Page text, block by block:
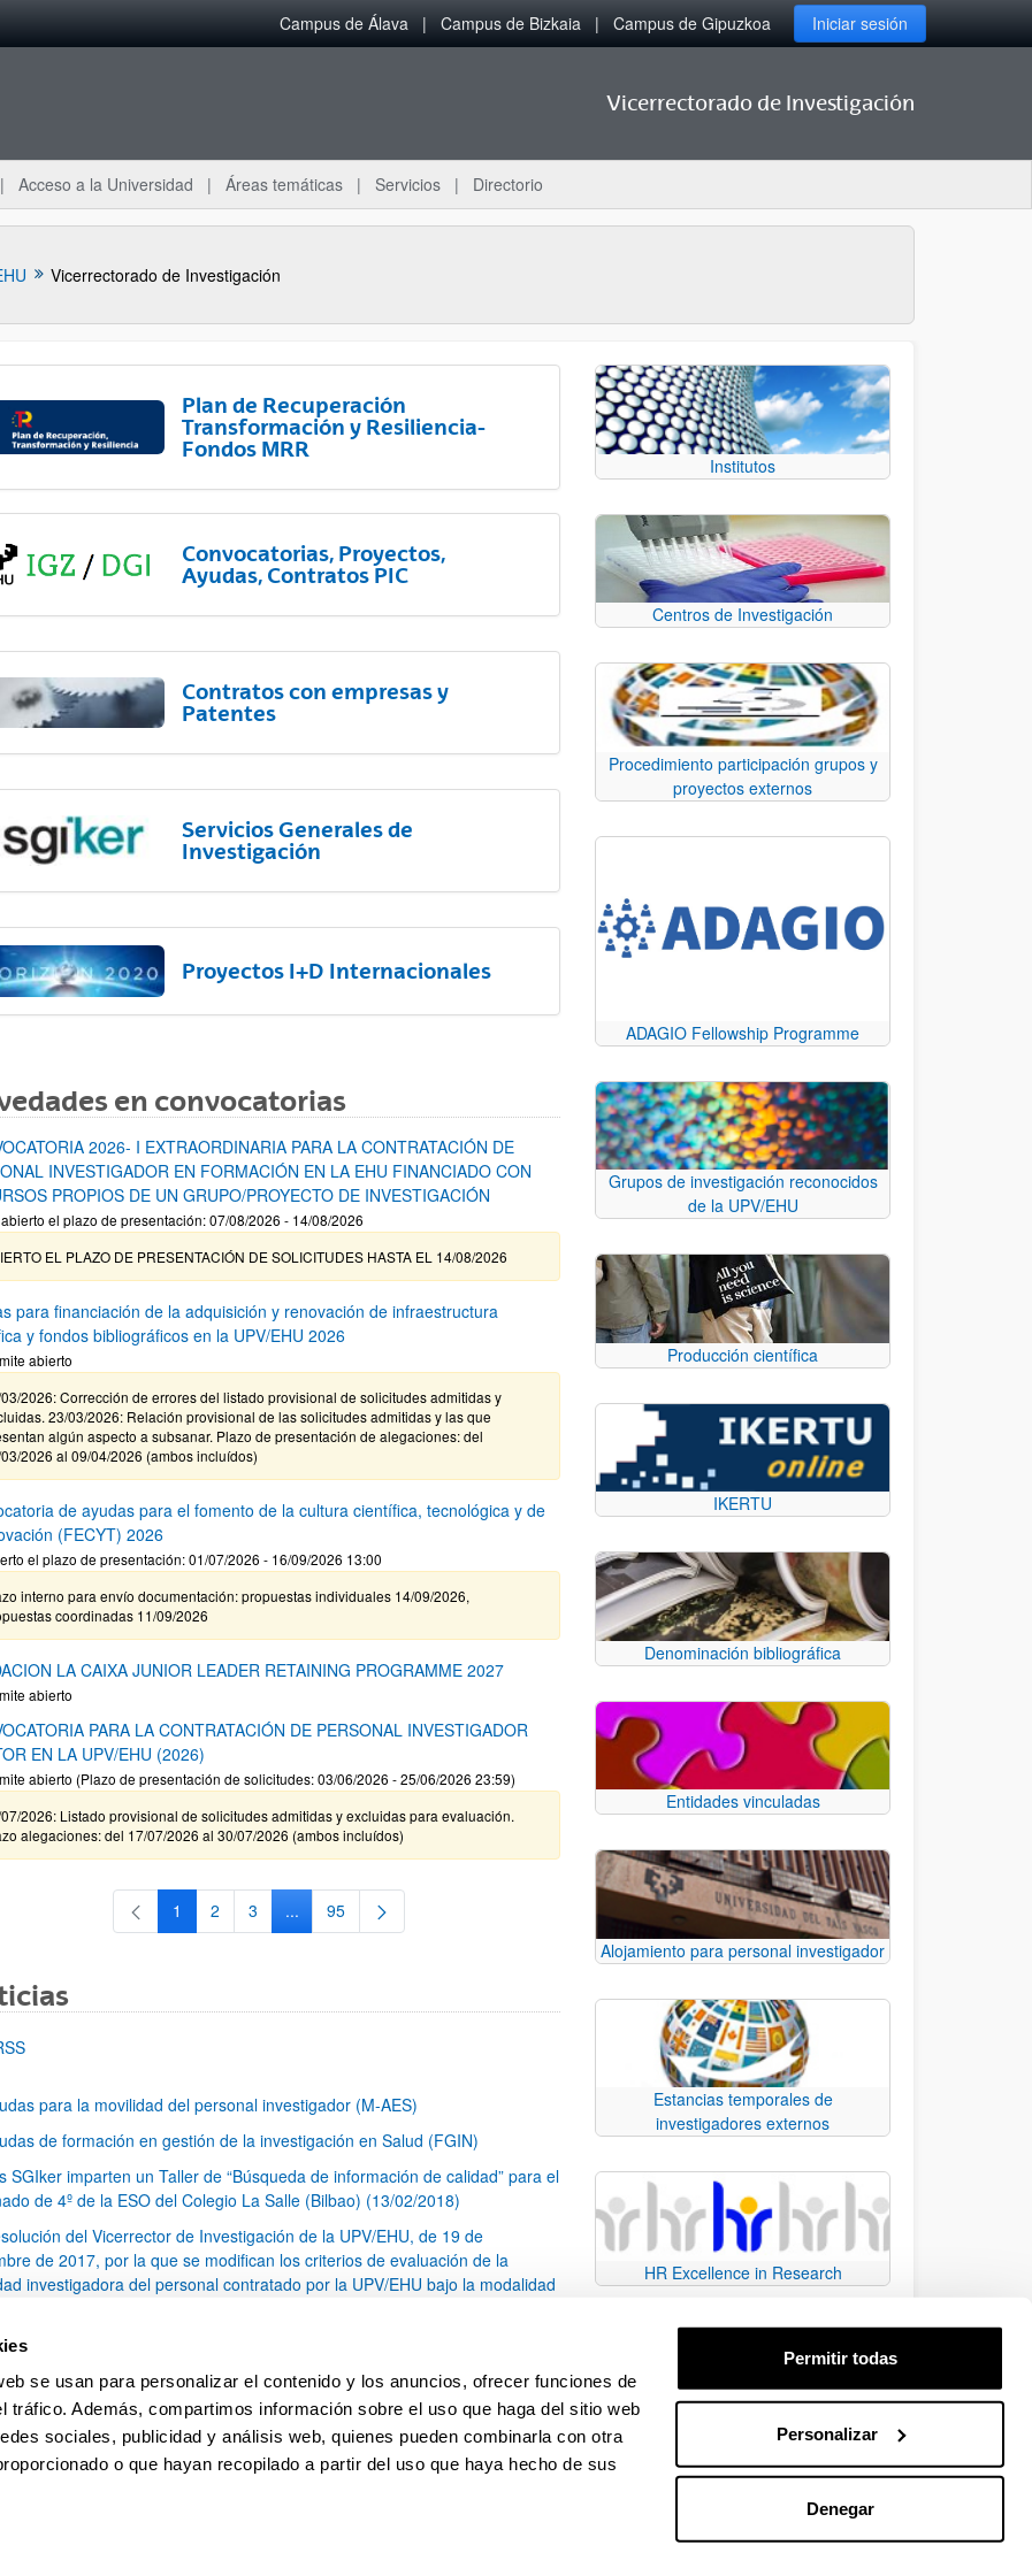
se usan para personalizar el contenido y los anuncios, ofrecer funciones de
tráfico. Además, compartimos información sobre el uso que haga del sitio web
sociales, publicidad y análisis web, quienes pueden combinarla con otra
o que hayan recopilado a partir del uso que haya hecho de sus
Permitir todas
Personalizar
Denegar
Campus de Álava Campus de Bizkaia Campus de Gipuzkoa Iniciar sesión
Vicerrectorado de Investigación
Acceso a la Universidad Áreas temáticas Servicios Directorio
Vicerrectorado de Investigación
subpáginas
Plan de Recuperación
Transformación y Resiliencia-
Fondos MRR
Convocatorias, Proyectos,
Ayudas, Contratos PIC
Contratos con empresas y
Patentes
Servicios Generales de
Investigación
Proyectos I+D Internacionales
en convocatorias
2026- I EXTRAORDINARIA PARA LA CONTRATACIÓN DE
INVESTIGADOR EN FORMACIÓN EN LA EHU FINANCIADO CON
PROPIOS DE UN GRUPO/PROYECTO DE INVESTIGACIÓN
el plazo de presentación: 07/08/2026 - 14/08/2026
EL PLAZO DE PRESENTACIÓN DE SOLICITUDES HASTA EL 14/08/2026
para financiación de la adquisición y renovación de infraestructura
y fondos bibliográficos en la UPV/EHU 2026
abierto
2026: Corrección de errores del listado provisional de solicitudes admitidas y
23/03/2026: Relación provisional de las solicitudes admitidas y las que
algún aspecto a subsanar. Plazo de presentación de alegaciones: del
2026 al 09/04/2026 (ambos incluídos)
de ayudas para el fomento de la cultura científica, tecnológica y de
(FECYT) 2026
el plazo de presentación: 01/07/2026 - 16/09/2026 13:00
interno para envío documentación: propuestas individuales 14/09/2026,
coordinadas 11/09/2026
LA CAIXA JUNIOR LEADER RETAINING PROGRAMME 2027
abierto
PARA LA CONTRATACIÓN DE PERSONAL INVESTIGADOR
EN LA UPV/EHU (2026)
abierto (Plazo de presentación de solicitudes: 03/06/2026 - 25/06/2026 23:59)
2026: Listado provisional de solicitudes admitidas y excluidas para evaluación.
alegaciones: del 17/07/2026 al 30/07/2026 (ambos incluídos)
Página
1 Página
2 Página
3 ...Páginas intermedias Use TAB para desplazarse.
Página
95
para la movilidad del personal investigador (M-AES)
de formación en gestión de la investigación en Salud (FGIN)
SGIker imparten un Taller de “Búsqueda de información de calidad” para el
de 4º de la ESO del Colegio La Salle (Bilbao) (13/02/2018)
del Vicerrector de Investigación de la UPV/EHU, de 19 de
de 2017, por la que se modifican los criterios de evaluación de la
investigadora del personal contratado por la UPV/EHU bajo la modalidad
Fuentes, técnica del animalario de los Servicios Generales de
para las ciencias del animal de laboratorio (SECAL) (12/12/2017)
Página
1 ...Páginas intermedias Use TAB para desplazarse.
Página
14 Página
15 Página
16 ...Páginas intermedias Use TAB para desplazarse.
Página
79
Institutos
Centros de Investigación
Procedimiento participación grupos y
proyectos externos
ADAGIO Fellowship Programme
Grupos de investigación reconocidos
de la UPV/EHU
Producción científica
IKERTU
Denominación bibliográfica
Entidades vinculadas
Alojamiento para personal investigador
Estancias temporales de
investigadores externos
HR Excellence in Research